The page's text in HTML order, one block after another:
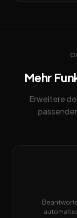
Mehr
Erweitere